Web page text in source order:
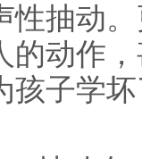
性抽动
的动作
孩子学